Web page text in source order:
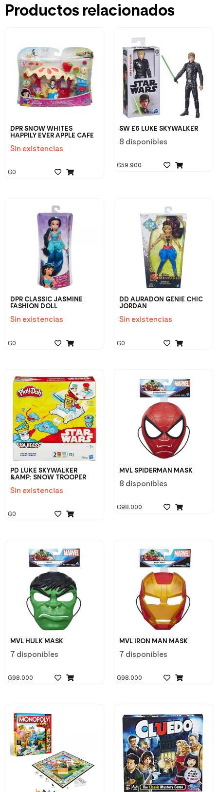
Productos relacionados
DPR SNOW WHITES
HAPPILY EVER APPLE CAFE
Sin existencias
₲0
SW E6 LUKE SKYWALKER
8 disponibles
₲59.900
DPR CLASSIC JASMINE
FASHION DOLL
Sin existencias
₲0
DD AURADON GENIE CHIC
JORDAN
Sin existencias
₲0
PD LUKE SKYWALKER
&AMP; SNOW TROOPER
Sin existencias
₲0
MVL SPIDERMAN MASK
8 disponibles
₲98.000
MVL HULK MASK
7 disponibles
₲98.000
MVL IRON MAN MASK
7 disponibles
₲98.000